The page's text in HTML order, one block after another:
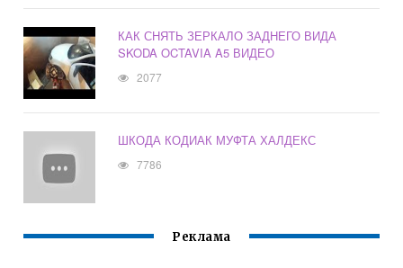
КАК СНЯТЬ ЗЕРКАЛО ЗАДНЕГО ВИДА
SKODA OCTAVIA A5 ВИДЕО
2077
ШКОДА КОДИАК МУФТА ХАЛДЕКС
7786
Реклама